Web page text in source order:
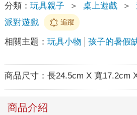
分類： 玩具親子 ＞ 桌上遊戲 ＞
派對遊戲
追蹤
相關主題： 玩具小物 孩子的暑假
商品尺寸： 長24.5cm X 寬17.2cm
商品介紹